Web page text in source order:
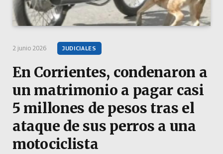
2 junio 2026 JUDICIALES
En Corrientes, condenaron a
un matrimonio a pagar casi
5 millones de pesos tras el
ataque de sus perros a una
motociclista